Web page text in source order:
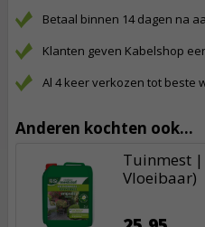
Betaal binnen 14 dagen na
Klanten geven Kabelshop
Al 4 keer verkozen tot beste
Anderen kochten ook...
Tuinmest |
Vloeibaar)